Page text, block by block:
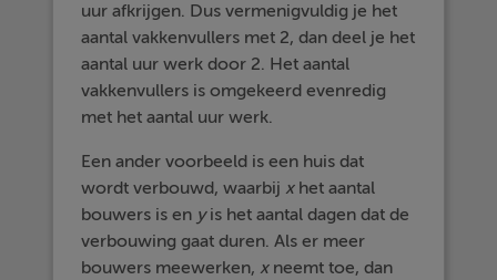
uur afkrijgen. Dus vermenigvuldig je het
aantal vakkenvullers met 2, dan deel je het
aantal uur werk door 2. Het aantal
vakkenvullers is omgekeerd evenredig
met het aantal uur werk.
Een ander voorbeeld is een huis dat
wordt verbouwd, waarbij xhet aantal
bouwers is en yis het aantal dagen dat de
verbouwing gaat duren. Als er meer
bouwers meewerken, xneemt toe, dan